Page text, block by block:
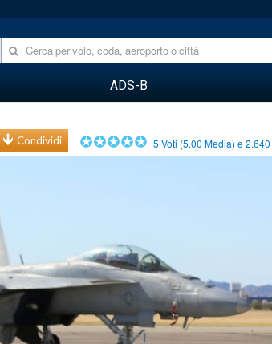
ADS-B
Condividi 5 Voti (5.00 Media) e2.640